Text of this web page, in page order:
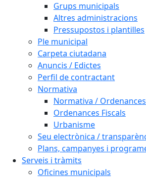
Grups municipals
Altres administracions
Pressupostos i plantilles
Ple municipal
Carpeta ciutadana
Anuncis / Edictes
Perfil de contractant
Normativa
Normativa /
Ordenances Fiscals
Urbanisme
Seu electrònica /
Plans, campanyes i
Serveis i tràmits
Oficines municipals